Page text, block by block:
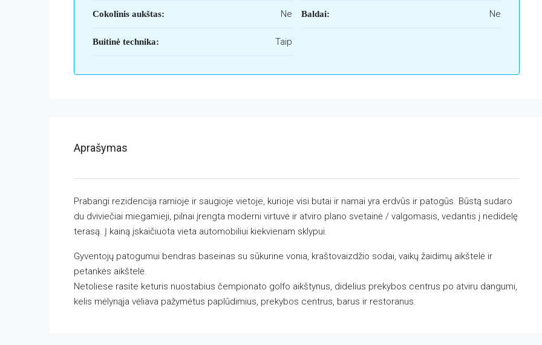
Cokolinis aukštas: Ne
Buitinė technika: Taip
Baldai: Ne
Aprašymas
Prabangi rezidencija ramioje ir saugioje vietoje, kurioje visi butai ir namai yra erdvūs ir patogūs. Būstą sudaro
du dviviečiai miegamieji, pilnai įrengta moderni virtuvė ir atviro plano svetainė / valgomasis, vedantis į nedidelę
terasą. Į kainą įskaičiuota vieta automobiliui kiekvienam sklypui.
Gyventojų patogumui bendras baseinas su sūkurine vonia, kraštovaizdžio sodai, vaikų žaidimų aikštelė ir
petankės aikštelė.
Netoliese rasite keturis nuostabius čempionato golfo aikštynus, didelius prekybos centrus po atviru dangumi,
kelis mėlynąja vėliava pažymėtus paplūdimius, prekybos centrus, barus ir restoranus.